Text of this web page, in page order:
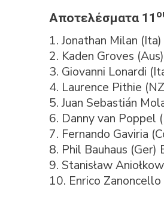
Αποτελέσματα 11
1. Jonathan Milan
2. Kaden Groves
3. Giovanni Lonardi
4. Laurence Pithie
5. Juan Sebastián
6. Danny van Poppel
7. Fernando Gaviria
8. Phil Bauhaus (Ger)
9. Stanisław
10. Enrico